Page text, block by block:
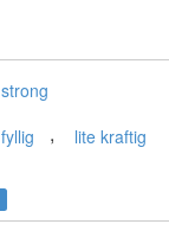
strong
fyllig , lite kraftig